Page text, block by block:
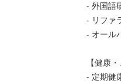
- 外国語
- リファ
- オール
【健康
- 定期健